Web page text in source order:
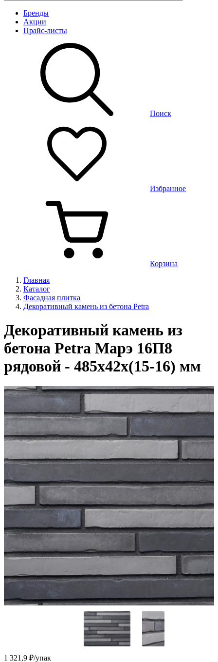
Бренды
Акции
Прайс-листы
Поиск
Избранное
Корзина
Главная
Каталог
Фасадная плитка
Декоративный камень из бетона Petra
Декоративный камень из
бетона Petra Марэ 16П8
рядовой - 485х42х(15-16) мм
1 321,9 ₽/упак